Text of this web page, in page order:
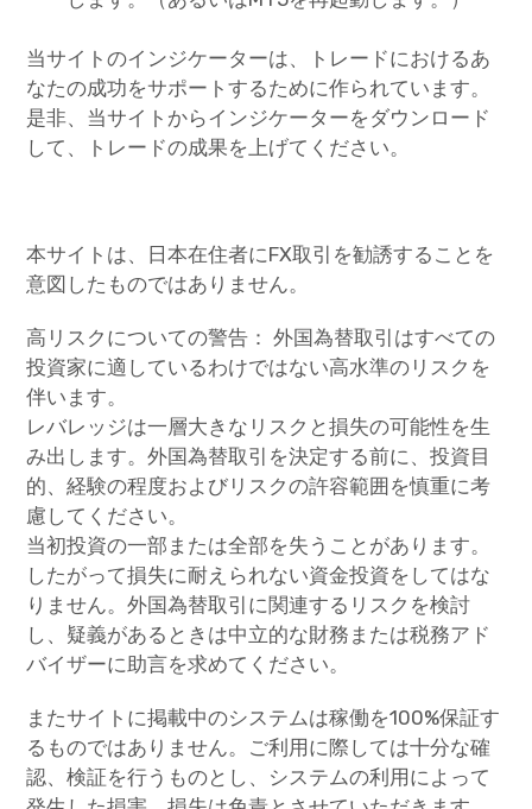
当サイトのインジケーターは、トレードにおけるあ
なたの成功をサポートするために作られています。
是非、当サイトからインジケーターをダウンロード
して、トレードの成果を上げてください。
本サイトは、日本在住者にFX取引を勧誘することを
意図したものではありません。
高リスクについての警告： 外国為替取引はすべての
投資家に適しているわけではない高水準のリスクを
伴います。
レバレッジは一層大きなリスクと損失の可能性を生
み出します。外国為替取引を決定する前に、投資目
的、経験の程度およびリスクの許容範囲を慎重に考
慮してください。
当初投資の一部または全部を失うことがあります。
したがって損失に耐えられない資金投資をしてはな
りません。外国為替取引に関連するリスクを検討
し、疑義があるときは中立的な財務または税務アド
バイザーに助言を求めてください。
またサイトに掲載中のシステムは稼働を100%保証す
るものではありません。ご利用に際しては十分な確
認、検証を行うものとし、システムの利用によって